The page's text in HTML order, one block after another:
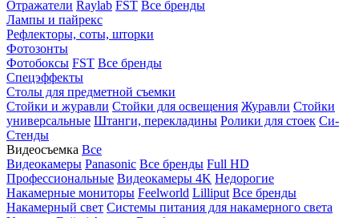
Отражатели Raylab FST Все бренды
Лампы и пайрекс
Рефлекторы, соты, шторки
Фотозонты
Фотобоксы FST Все бренды
Спецэффекты
Столы для предметной съемки
Стойки и журавли Стойки для освещения Журавли Стойки
универсальные Штанги, перекладины Ролики для стоек Си-
Стенды
Видеосъемка Все
Видеокамеры Panasonic Все бренды Full HD
Профессиональные Видеокамеры 4K Недорогие
Накамерные мониторы Feelworld Lilliput Все бренды
Накамерный свет Системы питания для накамерного света